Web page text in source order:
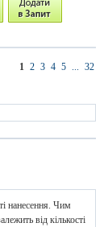
1 2 3 4 5 32
нанесення. Чим
від кількості